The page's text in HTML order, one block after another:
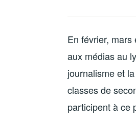
En février,
aux médias au
journalisme et
classes de
participent à ce